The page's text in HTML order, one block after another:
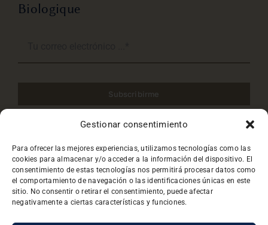
Gestionar consentimiento
Para ofrecer las mejores experiencias, utilizamos tecnologías como las
cookies para almacenar y/o acceder a la información del dispositivo. El
consentimiento de estas tecnologías nos permitirá procesar datos como
el comportamiento de navegación o las identificaciones únicas en este
sitio. No consentir o retirar el consentimiento, puede afectar
negativamente a ciertas características y funciones.
Biologique
Subscribirme
He leido y acepto laPolítica de privacidad